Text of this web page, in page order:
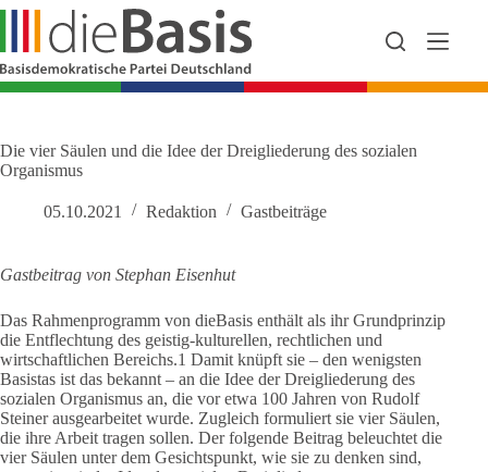
Zum
springen
Die vier Säulen und die Idee der Dreigliederung des sozialen
Organismus
05.10.2021 Redaktion Gastbeiträge
Gastbeitrag von Stephan Eisenhut
Das Rahmenprogramm von dieBasis enthält als ihr Grundprinzip
die Entflechtung des geistig-kulturellen, rechtlichen und
wirtschaftlichen Bereichs.1 Damit knüpft sie – den wenigsten
Basistas ist das bekannt – an die Idee der Dreigliederung des
sozialen Organismus an, die vor etwa 100 Jahren von Rudolf
Steiner ausgearbeitet wurde. Zugleich formuliert sie vier Säulen,
die ihre Arbeit tragen sollen. Der folgende Beitrag beleuchtet die
vier Säulen unter dem Gesichtspunkt, wie sie zu denken sind,